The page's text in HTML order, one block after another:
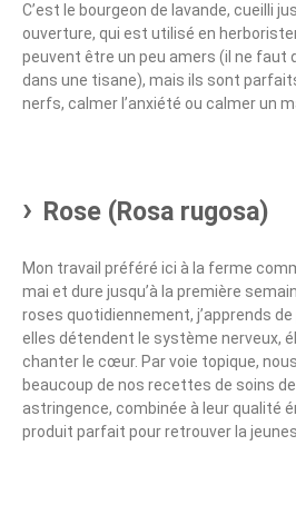
C’est le bourgeon de lavande, cueilli
ouverture, qui est utilisé en
peuvent être un peu amers (il ne faut
dans une tisane), mais ils sont
nerfs, calmer l’anxiété ou calmer un
Rose (Rosa rugosa)
Mon travail préféré ici à la ferme
mai et dure jusqu’à la première
roses quotidiennement, j’apprends
elles détendent le système nerveux,
chanter le cœur. Par voie topique,
beaucoup de nos recettes de soins
astringence, combinée à leur qualité
produit parfait pour retrouver la